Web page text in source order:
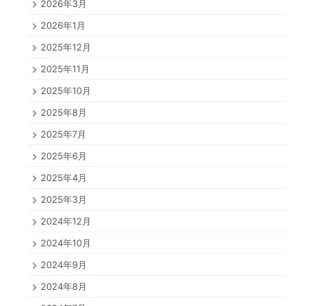
2026年3月
2026年1月
2025年12月
2025年11月
2025年10月
2025年8月
2025年7月
2025年6月
2025年4月
2025年3月
2024年12月
2024年10月
2024年9月
2024年8月